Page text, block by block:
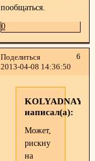
пообщаться.
0
Поделиться
6
2013-04-08 14:36:50
KOLYADNAYA
написал(а):
Может,
рискну
на